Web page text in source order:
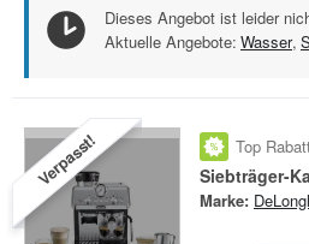
Dieses Angebot ist leider
Aktuelle Angebote: Wasser,
Verpasst! Top
Marke: